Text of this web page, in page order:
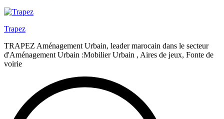
Trapez
TRAPEZ Aménagement Urbain, leader marocain dans le secteur
d'Aménagement Urbain :Mobilier Urbain , Aires de jeux, Fonte de
voirie